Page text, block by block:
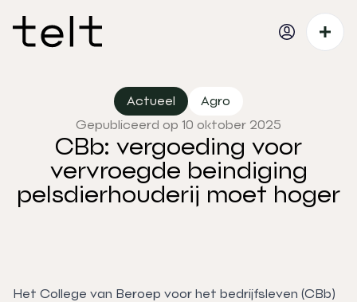
Actueel
Agro
Gepubliceerd op 10 oktober 2025
CBb: vergoeding voor
vervroegde beindiging
pelsdierhouderij moet hoger
Het College van Beroep voor het bedrijfsleven (CBb)